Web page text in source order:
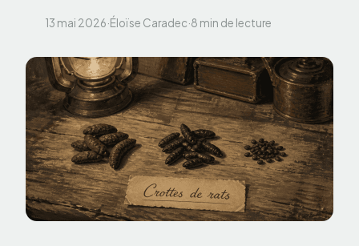
13 mai 2026·Éloïse Caradec·8 min de lecture